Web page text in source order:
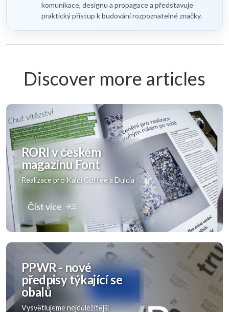
komunikace, designu a propagace a představuje
praktický přístup k budování rozpoznatelné značky.
Discover more articles
RORI v českém
magazínu Font
Realizace pro Kaldi Coffee a Dulcia
Číst více read_more
PPWR - nové
předpisy týkající se
obalů
Vysvětlujeme nejdůležitější